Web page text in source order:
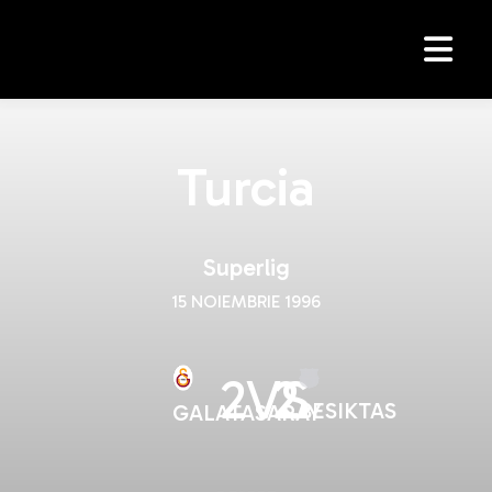
Turcia
Superlig
15 NOIEMBRIE 1996
GALATASARAY
2VS
2BESIKTAS